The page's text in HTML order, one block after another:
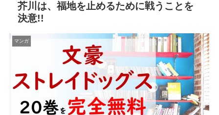
芥川は、福地を止めるために戦うことを
決意!!
マンガ